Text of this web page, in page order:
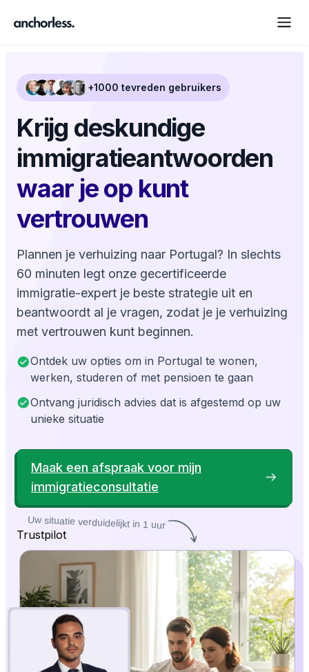
+1000 tevreden gebruikers
Krijg deskundige
immigratieantwoorden
waar je op kunt
vertrouwen
Plannen je verhuizing naar Portugal? In slechts
60 minuten legt onze gecertificeerde
immigratie-expert je beste strategie uit en
beantwoordt al je vragen, zodat je je verhuizing
met vertrouwen kunt beginnen.
Ontdek uw opties om in Portugal te wonen,
werken, studeren of met pensioen te gaan
Ontvang juridisch advies dat is afgestemd op uw
unieke situatie
Maak een afspraak voor mijn
immigratieconsultatie
Trustpilot
Uw situatie verduidelijkt in 1 uur